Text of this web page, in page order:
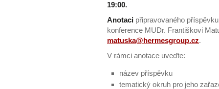
19:00.
Anotaci připravovaného
konference MUDr. Františkovi
matuska@hermesgroup.cz.
V rámci anotace uveďte:
název příspěvku
tematický okruh pro jeho